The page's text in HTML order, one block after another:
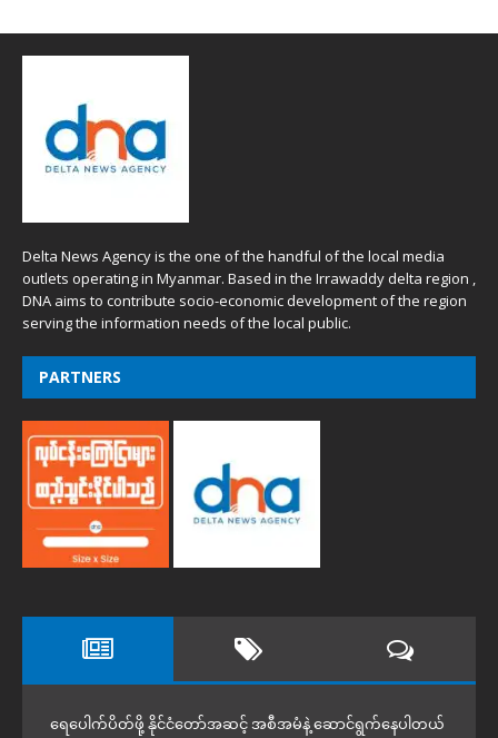
Delta News Agency is the one of the handful of the local media
outlets operating in Myanmar. Based in the Irrawaddy delta region ,
DNA aims to contribute socio-economic development of the region
serving the information needs of the local public.
PARTNERS
ရေပေါက်ပိတ်ဖို့ နိုင်ငံတော်အဆင့် အစီအမံနဲ့ ဆောင်ရွက်နေပါတယ်